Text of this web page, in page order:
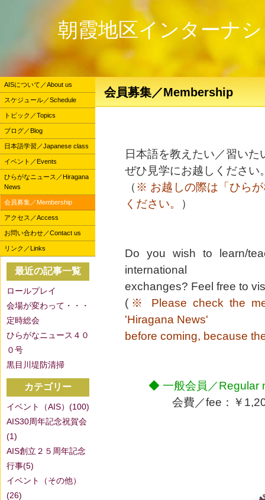
朝霞地区インターナ
会員募集／Membership
日本語を教えたい／習い
ぜひ見学にお越しください
（ ※ お越しの際は「ひら
ください。
）
Do you wish to learn/
international
exchanges? Feel free to
( ※ Please check the
'Hiragana News'
before coming, because
◆ 一般会員／Regular
会費／fee：￥
AISについて／About us
スケジュール／Schedule
トピック／Topics
ブログ／Blog
日本語学習／Japanese class
イベント／Events
ひらがなニュース／Hiragana
News
会員募集／Membership
アクセス／Access
お問い合わせ／Contact us
リンク／Links
最近の記事一覧
ロールプレイ
会場が変わって・・・
定時総会
ひらがなニュース４０
０号
黒目川堤防清掃
カテゴリー
イベント（AIS）(100)
AIS30周年記念祝賀会
(1)
AIS創立２５周年記念
行事(5)
イベント（その他）
(26)